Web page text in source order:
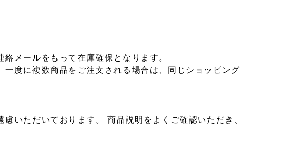
メールをもって在庫確保となります。
度に複数商品をご注文される場合は、同じショッピング
いただいております。 商品説明をよくご確認いただき、